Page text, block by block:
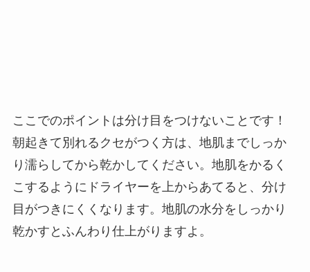
ここでのポイントは分け目をつけないことです！
朝起きて別れるクセがつく方は、地肌までしっか
り濡らしてから乾かしてください。地肌をかるく
こするようにドライヤーを上からあてると、分け
目がつきにくくなります。地肌の水分をしっかり
乾かすとふんわり仕上がりますよ。